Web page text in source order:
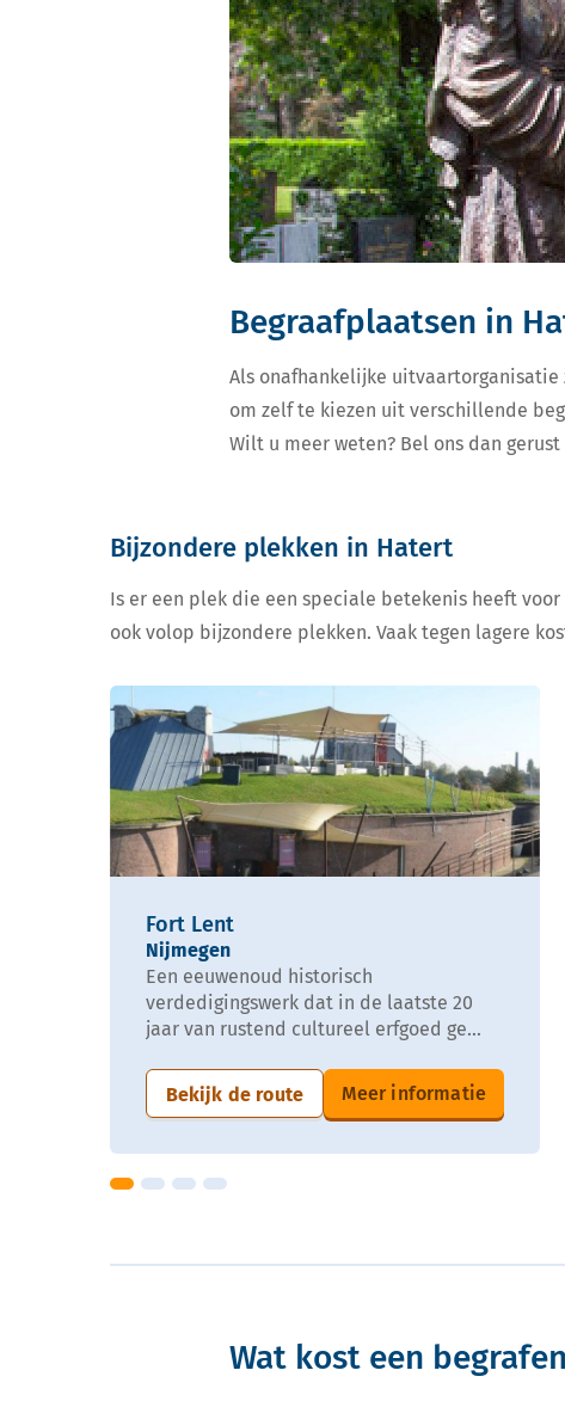
Begraafplaatsen in
Als onafhankelijke
om zelf te kiezen uit verschillende
Wilt u meer weten? Bel ons dan gerust
Bijzondere plekken in Hatert
Is er een plek die een speciale betekenis heeft
ook volop bijzondere plekken. Vaak tegen lagere
Fort Lent
Nijmegen
Een eeuwenoud historisch
verdedigingswerk dat in de laatste 20
jaar van rustend cultureel erfgoed ge...
Bekijk de route Meer informatie
Wat kost een